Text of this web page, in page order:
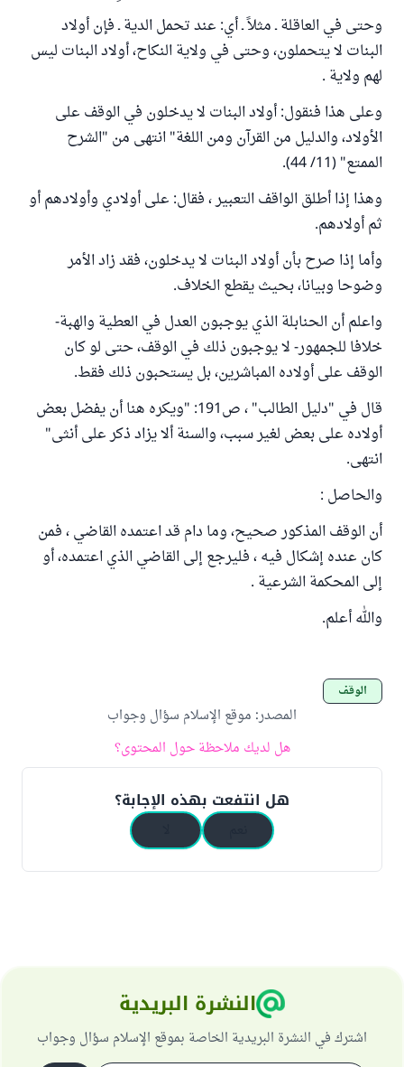
وحتى في العاقلة ـ مثلاً ـ أي: عند تحمل الدية ـ فإن أولاد
البنات لا يتحملون، وحتى في ولاية النكاح، أولاد البنات ليس
لهم ولاية .
وعلى هذا فنقول: أولاد البنات لا يدخلون في الوقف على
الأولاد، والدليل من القرآن ومن اللغة" انتهى من "الشرح
الممتع" (11/ 44).
وهذا إذا أطلق الواقف التعبير ، فقال: على أولادي وأولادهم أو
ثم أولادهم.
وأما إذا صرح بأن أولاد البنات لا يدخلون، فقد زاد الأمر
وضوحا وبيانا، بحيث يقطع الخلاف.
واعلم أن الحنابلة الذي يوجبون العدل في العطية والهبة-
خلافا للجمهور- لا يوجبون ذلك في الوقف، حتى لو كان
الوقف على أولاده المباشرين، بل يستحبون ذلك فقط.
قال في "دليل الطالب" ، ص191: "ويكره هنا أن يفضل بعض
أولاده على بعض لغير سبب، والسنة ألا يزاد ذكر على أنثى"
انتهى.
والحاصل :
أن الوقف المذكور صحيح، وما دام قد اعتمده القاضي ، فمن
كان عنده إشكال فيه ، فليرجع إلى القاضي الذي اعتمده، أو
إلى المحكمة الشرعية .
والله أعلم.
الوقف
المصدر: موقع الإسلام سؤال وجواب
هل لديك ملاحظة حول المحتوى؟
هل انتفعت بهذه الإجابة؟
النشرة البريدية
اشترك في النشرة البريدية الخاصة بموقع الإسلام سؤال وجواب